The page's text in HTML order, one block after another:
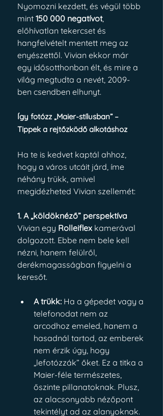
Nyomozni kezdett, és végül több
mint 150 000 negatívot,
előhívatlan tekercset és
hangfelvételt mentett meg az
enyészettől. Vivian ekkor már
egy idősotthonban élt, és mire a
világ megtudta a nevét, 2009-
ben csendben elhunyt.
Így fotózz „Maier-stílusban” –
Tippek a rejtőzködő alkotáshoz
Ha te is kedvet kaptál ahhoz,
hogy a város utcáit járd, íme
néhány trükk, amivel
megidézheted Vivian szellemét:
1. A „köldöknéző” perspektíva
Vivian egy Rolleiflex kamerával
dolgozott. Ebbe nem bele kell
nézni, hanem felülről,
derékmagasságban figyelni a
keresőt.
A trükk: Ha a gépedet vagy a
telefonodat nem az
arcodhoz emeled, hanem a
hasadnál tartod, az emberek
nem érzik úgy, hogy
„lefotózzák” őket. Ez a titka a
Maier-féle természetes,
őszinte pillanatoknak. Plusz,
az alacsonyabb nézőpont
tekintélyt ad az alanyoknak.